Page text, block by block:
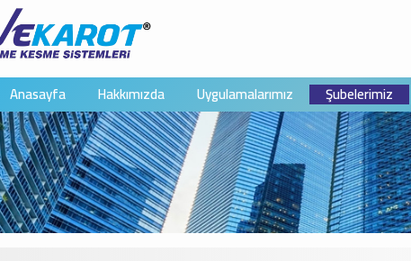
Anasayfa Hakkımızda Uygulamalarımız Şubelerimiz